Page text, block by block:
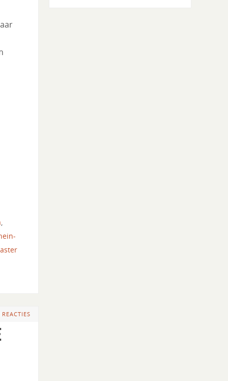
REACTIES